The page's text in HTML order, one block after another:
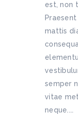
est, non
mattis
semper
vitae
neque....